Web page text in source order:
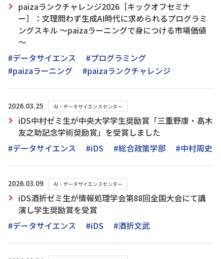
paizaランクチャレンジ2026［キックオフセミナ
ー］：文理問わず生成AI時代に求められるプログラミ
ングスキル ～paizaラーニングで身につける市場価値
～
#データサイエンス
#プログラミング
#paizaラーニング
#paizaランクチャレンジ
2026.03.25 AI・データサイエンスセンター
iDS中村ゼミ生が中央大学学生奨励賞「三重野康・髙木
友之助記念学術奨励賞」を受賞しました
#データサイエンス
#iDS #総合政策学部 #中村周史
2026.03.09 AI・データサイエンスセンター
iDS酒折ゼミ生が情報処理学会第88回全国大会にて講
演し学生奨励賞を受賞
#データサイエンス
#iDS #酒折文武